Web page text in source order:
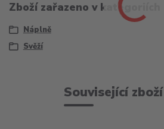
Zboží zařazeno v kategoriích
Náplně
Svěží
Související zboží